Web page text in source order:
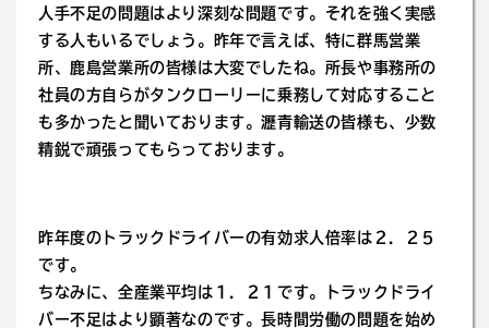
人手不足の問題はより深刻な問題です。それを強く実感
する人もいるでしょう。昨年で言えば、特に群馬営業
所、鹿島営業所の皆様は大変でしたね。所長や事務所の
社員の方自らがタンクローリーに乗務して対応すること
も多かったと聞いております。瀝青輸送の皆様も、少数
精鋭で頑張ってもらっております。
昨年度のトラックドライバーの有効求人倍率は２．２５
です。
ちなみに、全産業平均は１．２１です。トラックドライ
バー不足はより顕著なのです。長時間労働の問題を始め